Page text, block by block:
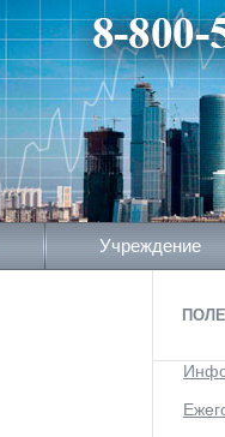
Учреждение